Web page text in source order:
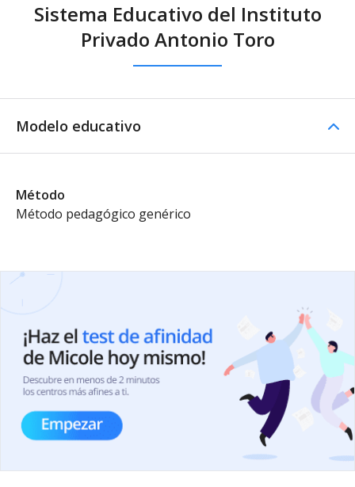
Sistema Educativo del Instituto
Privado Antonio Toro
Modelo educativo
Método
Método pedagógico genérico